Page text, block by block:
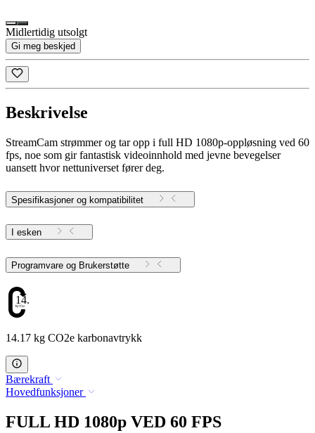
Midlertidig utsolgt
Gi meg beskjed
Beskrivelse
StreamCam strømmer og tar opp i full HD 1080p-oppløsning ved 60
fps, noe som gir fantastisk videoinnhold med jevne bevegelser
uansett hvor nettuniverset fører deg.
Spesifikasjoner og kompatibilitet
I esken
Programvare og Brukerstøtte
14.17
14.17 kg CO2e karbonavtrykk
Bærekraft
Hovedfunksjoner
FULL HD 1080p VED 60 FPS